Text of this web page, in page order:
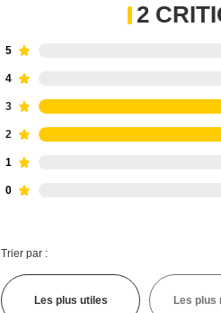
2
5
4
3
2
1
0
Trier par :
Les plus utiles Les plus